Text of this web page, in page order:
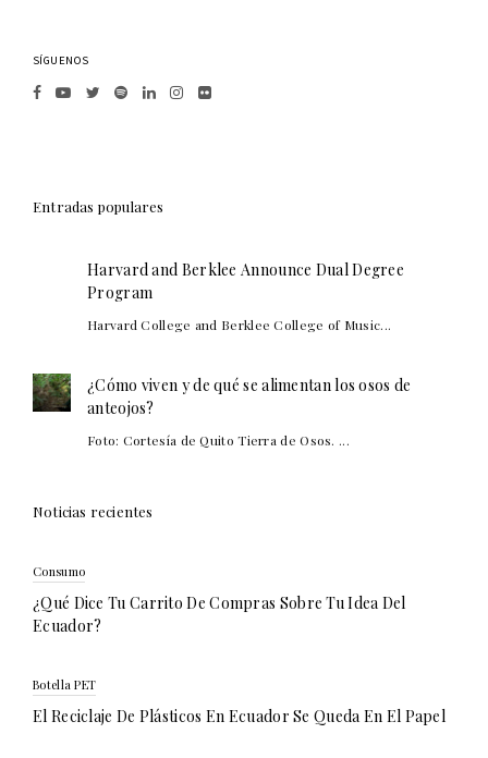
SÍGUENOS
Entradas populares
Harvard and Berklee Announce Dual Degree
Program
Harvard College and Berklee College of Music...
¿Cómo viven y de qué se alimentan los osos de
anteojos?
Foto: Cortesía de Quito Tierra de Osos. ...
Noticias recientes
Consumo
¿Qué Dice Tu Carrito De Compras Sobre Tu Idea Del
Ecuador?
Botella PET
El Reciclaje De Plásticos En Ecuador Se Queda En El Papel